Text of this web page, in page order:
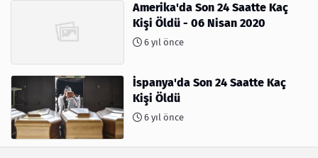
Amerika'da Son 24 Saatte Kaç
Kişi Öldü - 06 Nisan 2020
6 yıl önce
İspanya'da Son 24 Saatte Kaç
Kişi Öldü
6 yıl önce